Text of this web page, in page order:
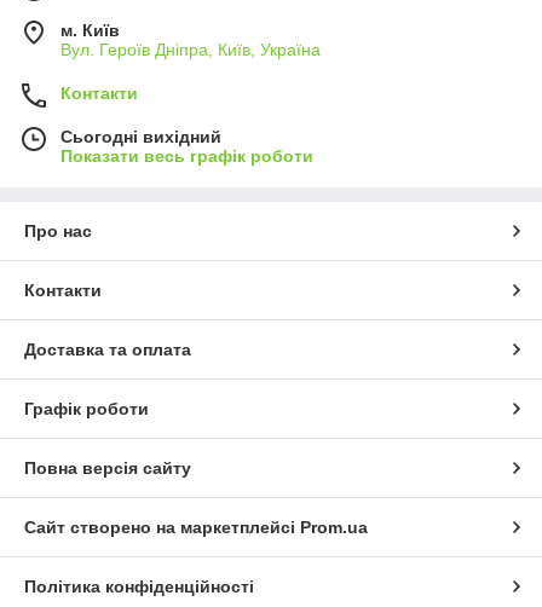
м. Київ
Вул. Героїв Дніпра, Київ, Україна
Контакти
Сьогодні вихідний
Показати весь графік роботи
Про нас
Контакти
Доставка та оплата
Графік роботи
Повна версія сайту
Сайт створено на маркетплейсі Prom.ua
Політика конфіденційності